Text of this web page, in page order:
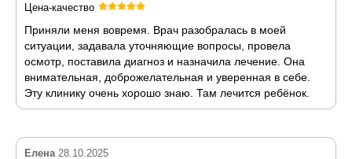
Цена-качество
Приняли меня вовремя. Врач разобралась в моей
ситуации, задавала уточняющие вопросы, провела
осмотр, поставила диагноз и назначила лечение. Она
внимательная, доброжелательная и уверенная в себе.
Эту клинику очень хорошо знаю. Там лечится ребёнок.
Елена 28.10.2025